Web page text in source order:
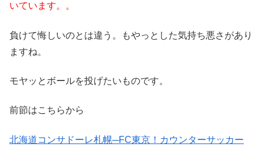
いています。。
負けて悔しいのとは違う。もやっとした気持ち悪さがあり
ますね。
モヤッとボールを投げたいものです。
前節はこちらから
北海道コンサドーレ札幌─FC東京！カウンターサッカー